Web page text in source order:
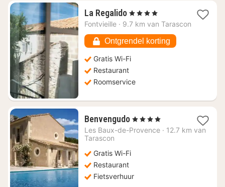
La Regalido1
nacht
€
216,51
, 4 Sterren
Fontvieille · 9.7 km van Tarascon
Ontgrendel korting
Gratis Wi-Fi
Restaurant
Roomservice
Benvengudo1
nacht
, 4 Sterren
Les Baux-de-Provence · 12.7 km van
Tarascon
Gratis Wi-Fi
Restaurant
Fietsverhuur